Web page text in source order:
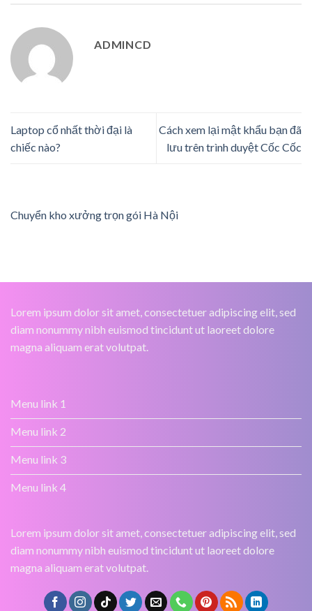
ADMINCD
Laptop cổ nhất thời đại là
chiếc nào?
Cách xem lại mật khẩu bạn đã
lưu trên trình duyệt Cốc Cốc
Chuyển kho xưởng trọn gói Hà Nội
Lorem ipsum dolor sit amet, consectetuer adipiscing elit, sed
diam nonummy nibh euismod tincidunt ut laoreet dolore
magna aliquam erat volutpat.
Menu link 1
Menu link 2
Menu link 3
Menu link 4
Lorem ipsum dolor sit amet, consectetuer adipiscing elit, sed
diam nonummy nibh euismod tincidunt ut laoreet dolore
magna aliquam erat volutpat.